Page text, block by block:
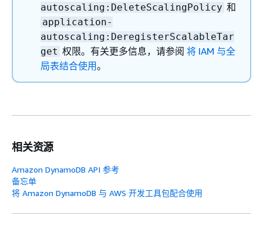
autoscaling:DeleteScalingPolicy 和
application-
autoscaling:DeregisterScalableTar
get 权限。有关更多信息，请参阅 将 IAM 与全
局表结合使用。
相关资源
Amazon DynamoDB API 参考
备忘单
将 Amazon DynamoDB 与 AWS 开发工具包配合使用